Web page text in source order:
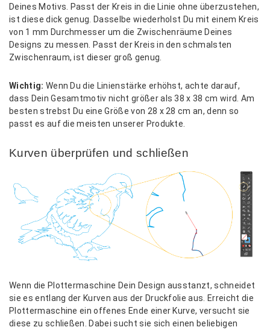
Deines Motivs. Passt der Kreis in die Linie ohne überzustehen,
ist diese dick genug. Dasselbe wiederholst Du mit einem Kreis
von 1 mm Durchmesser um die Zwischenräume Deines
Designs zu messen. Passt der Kreis in den schmalsten
Zwischenraum, ist dieser groß genug.
Wichtig: Wenn Du die Linienstärke erhöhst, achte darauf,
dass Dein Gesamtmotiv nicht größer als 38 x 38 cm wird. Am
besten strebst Du eine Größe von 28 x 28 cm an, denn so
passt es auf die meisten unserer Produkte.
Kurven überprüfen und schließen
Wenn die Plottermaschine Dein Design ausstanzt, schneidet
sie es entlang der Kurven aus der Druckfolie aus. Erreicht die
Plottermaschine ein offenes Ende einer Kurve, versucht sie
diese zu schließen. Dabei sucht sie sich einen beliebigen